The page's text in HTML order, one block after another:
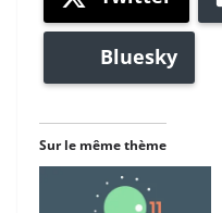
Bluesky
Sur le même thème